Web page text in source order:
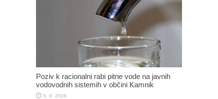
Poziv k racionalni rabi pitne vode na javnih
vodovodnih sistemih v občini Kamnik
5. 8. 2026